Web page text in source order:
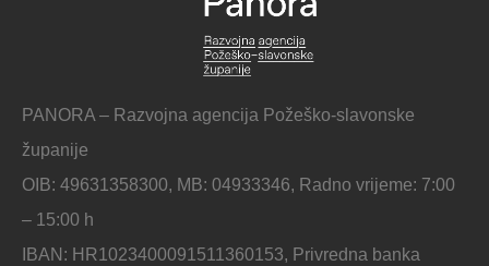
PANORA – Razvojna agencija Požeško-slavonske
županije
OIB: 49631358300, MB: 04933346, Radno vrijeme: 7:00
– 15:00 h
IBAN: HR1023400091511360153, Privredna banka